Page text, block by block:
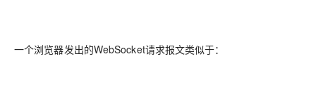
一个浏览器发出的WebSocket请求报文类似于：